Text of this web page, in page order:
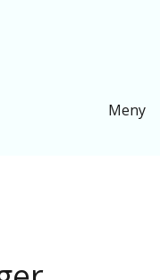
Meny